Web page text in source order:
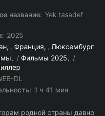
название: Yek tasadef
2025
, Франция , Люксембург
/ Фильмы 2025
/
DL
1 ч 41 мин
родной страны давно